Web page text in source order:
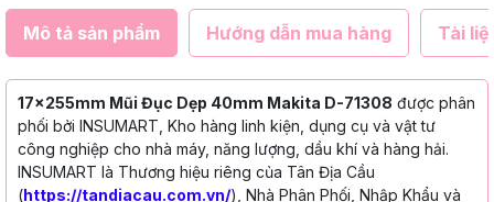
Mô tả sản phẩm Hướng dẫn mua hàng Tài
17x255mm Mũi Đục Dẹp 40mm Makita D-71308 được phân
phối bởi INSUMART, Kho hàng linh kiện, dụng cụ và vật tư
công nghiệp cho nhà máy, năng lượng, dầu khí và hàng hải.
INSUMART là Thương hiệu riêng của Tân Địa Cầu
(https://tandiacau.com.vn/), Nhà Phân Phối, Nhập Khẩu và